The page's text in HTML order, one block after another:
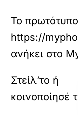
Το
https://
ανήκει στο